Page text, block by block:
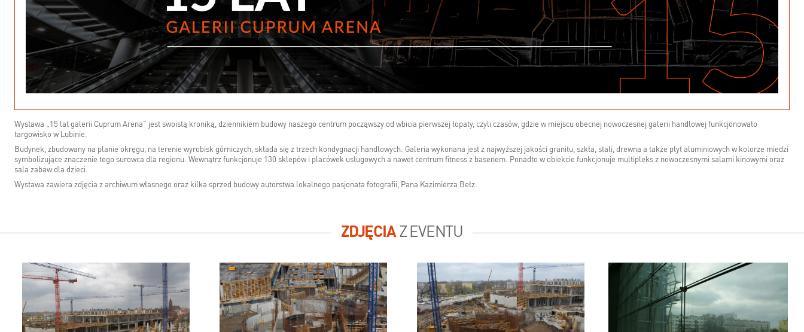
Wystawa „15 lat galerii Cuprum Arena” jest swoistą kroniką, dziennikiem budowy naszego centrum począwszy od wbicia pierwszej łopaty, czyli czasów, gdzie w miejscu obecnej nowoczesnej galerii handlowej funkcjonowało
targowisko w Lubinie.
Budynek, zbudowany na planie okręgu, na terenie wyrobisk górniczych, składa się z trzech kondygnacji handlowych. Galeria wykonana jest z najwyższej jakości granitu, szkła, stali, drewna a także płyt aluminiowych w kolorze miedzi
symbolizujące znaczenie tego surowca dla regionu. Wewnątrz funkcjonuje 130 sklepów i placówek usługowych a nawet centrum fitness z basenem. Ponadto w obiekcie funkcjonuje multipleks z nowoczesnymi salami kinowymi oraz
sala zabaw dla dzieci.
Wystawa zawiera zdjęcia z archiwum własnego oraz kilka sprzed budowy autorstwa lokalnego pasjonata fotografii, Pana Kazimierza Bełz.
ZDJĘCIAZ EVENTU